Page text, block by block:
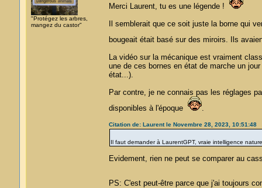
"Protégez les arbres,
mangez du castor"
Merci Laurent, tu es une légende !
Il semblerait que ce soit juste la borne qui
bougeait était basé sur des miroirs. Ils
La vidéo sur la mécanique est vraiment
une de ces bornes en état de marche un
état...).
Par contre, je ne connais pas les réglages
disponibles à l'époque
.
Citation de: Laurent le Novembre 28, 2023, 10:51:48
Il faut demander à LaurentGPT, vraie intelligence
Evidement, rien ne peut se comparer au
PS: C'est peut-être parce que j'ai toujours